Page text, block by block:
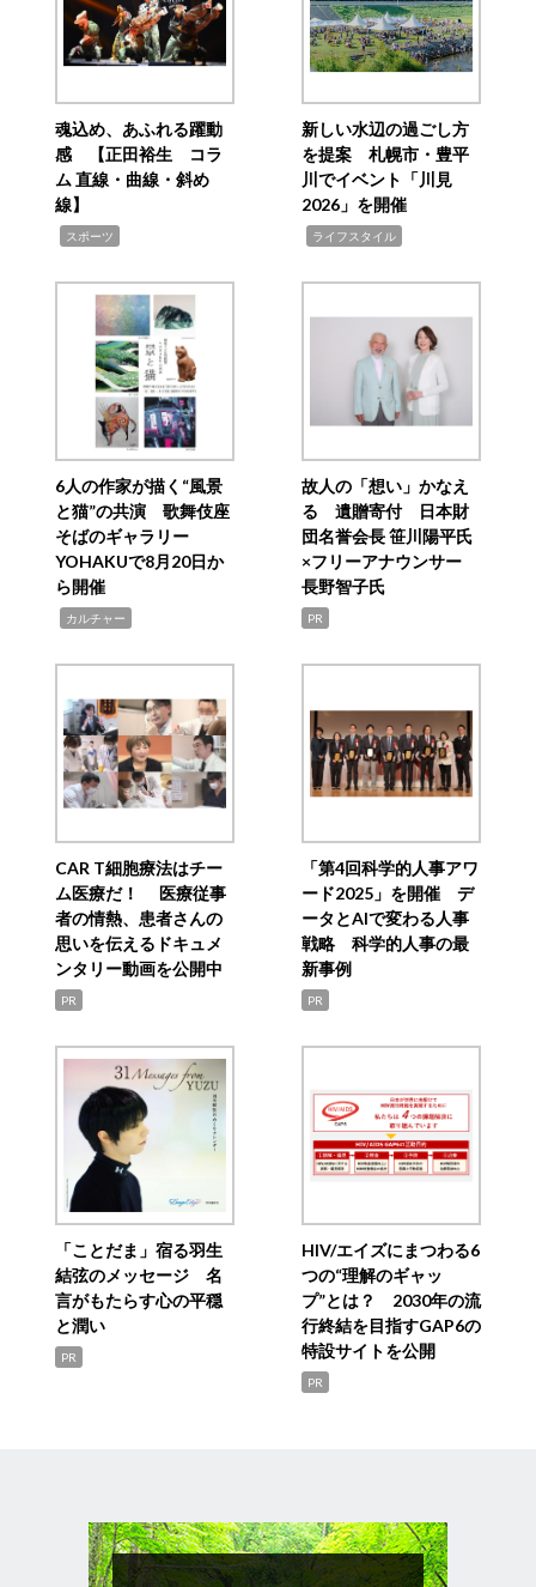
魂込め、あふれる躍動
感 【正田裕生 コラ
ム 直線・曲線・斜め
線】
スポーツ
新しい水辺の過ごし方
を提案 札幌市・豊平
川でイベント「川見
2026」を開催
ライフスタイル
6人の作家が描く“風景
と猫”の共演 歌舞伎座
そばのギャラリー
YOHAKUで8月20日か
ら開催
カルチャー
故人の「想い」かなえ
る 遺贈寄付 日本財
団名誉会長 笹川陽平氏
×フリーアナウンサー
長野智子氏
PR
CAR T細胞療法はチー
ム医療だ！ 医療従事
者の情熱、患者さんの
思いを伝えるドキュメ
ンタリー動画を公開中
PR
「第4回科学的人事アワ
ード2025」を開催 デ
ータとAIで変わる人事
戦略 科学的人事の最
新事例
PR
「ことだま」宿る羽生
結弦のメッセージ 名
言がもたらす心の平穏
と潤い
PR
HIV/エイズにまつわる6
つの“理解のギャッ
プ”とは？ 2030年の流
行終結を目指すGAP6の
特設サイトを公開
PR